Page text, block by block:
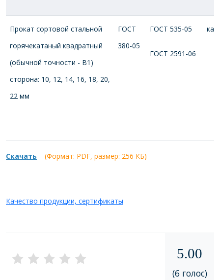
Прокат сортовой стальной
горячекатаный квадратный
(обычной точности - В1)
сторона: 10, 12, 14, 16, 18, 20,
22 мм
ГОСТ
380-05
ГОСТ 535-05
ГОСТ 2591-06
Скачать (Формат: PDF, размер: 256 КБ)
Качество продукции, сертификаты
5.00
(6 голос)